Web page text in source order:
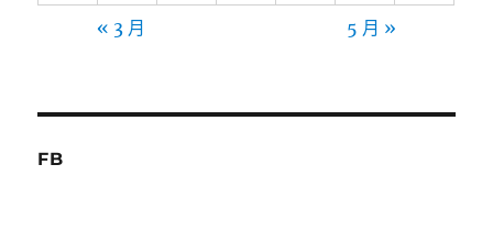
« 3 月 5 月 »
FB